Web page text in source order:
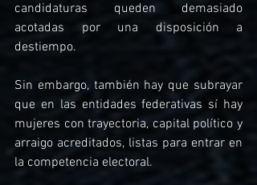
candidaturas queden demasiado
acotadas por una disposición a
destiempo.
Sin embargo, también hay que subrayar
que en las entidades federativas sí hay
mujeres con trayectoria, capital político y
arraigo acreditados, listas para entrar en
la competencia electoral.